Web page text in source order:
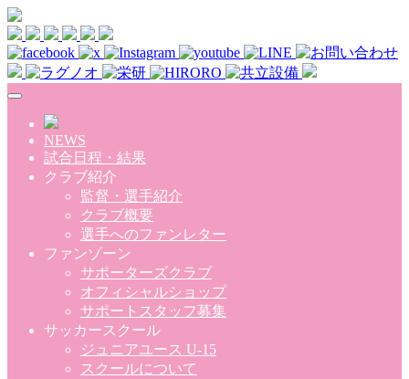
Skip to main content
NEWS
試合日程・結果
クラブ紹介
監督・選手紹介
クラブ概要
選手へのファンレター
ファンゾーン
サポーターズクラブ
オフィシャルショップ
サポートスタッフ募集
サッカースクール
ジュニアユース U-15
スクールについて